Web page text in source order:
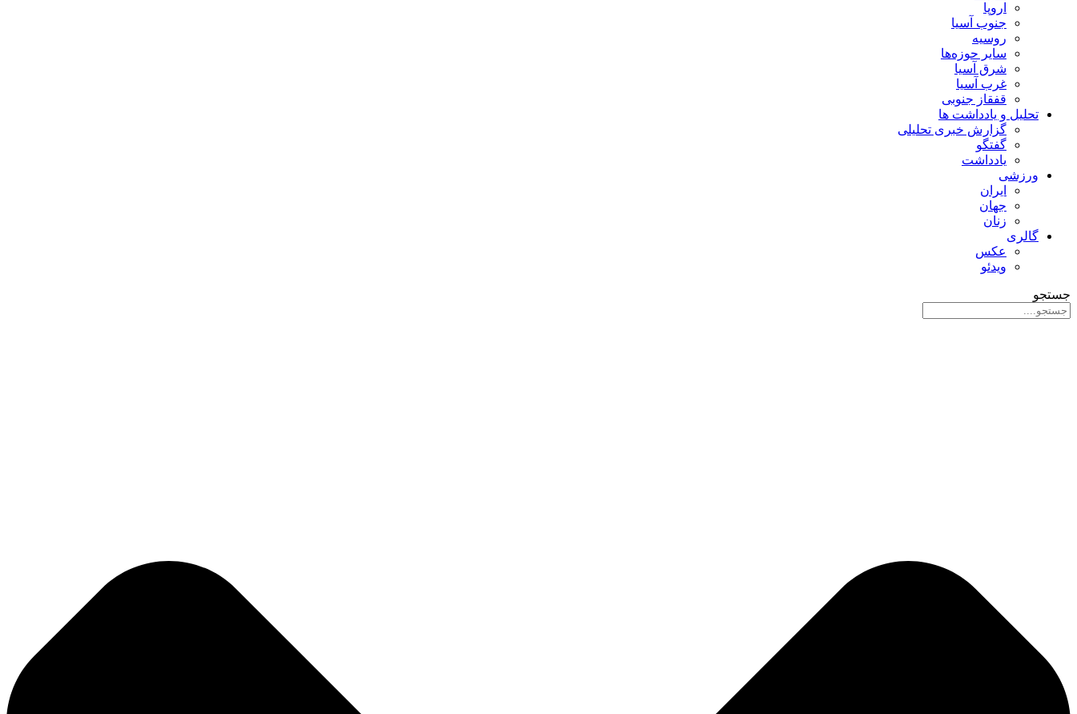
اروپا
جنوب آسیا
روسیه
سایر حوزه‌ها
شرق آسیا
غرب آسیا
قفقاز جنوبی
تحلیل و یادداشت ها
گزارش خبری تحلیلی
گفتگو
یادداشت
ورزشی
ایران
جهان
زنان
گالری
عکس
ویدئو
جستجو